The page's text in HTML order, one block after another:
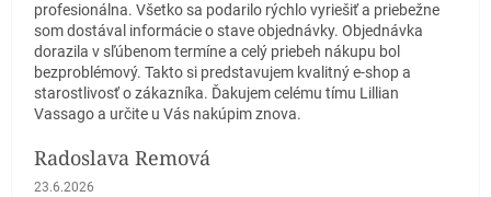
profesionálna. Všetko sa podarilo rýchlo vyriešiť a priebežne
som dostával informácie o stave objednávky. Objednávka
dorazila v sľúbenom termíne a celý priebeh nákupu bol
bezproblémový. Takto si predstavujem kvalitný e-shop a
starostlivosť o zákazníka. Ďakujem celému tímu Lillian
Vassago a určite u Vás nakúpim znova.
Radoslava Remová
Hodnotenie obchodu je 5 z 5 hviezdičiek.
23.6.2026